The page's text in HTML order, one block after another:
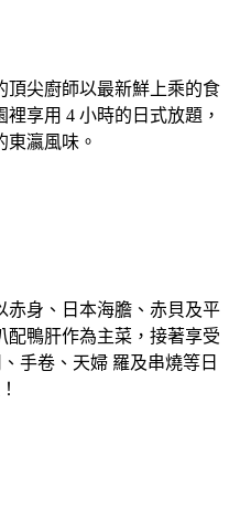
頂尖廚師以最新鮮上乘的食
享用 4 小時的日式放題，
東瀛風味。
赤身、日本海膽、赤貝及平
配鴨肝作為主菜，接著享受
手卷、天婦 羅及串燒等日